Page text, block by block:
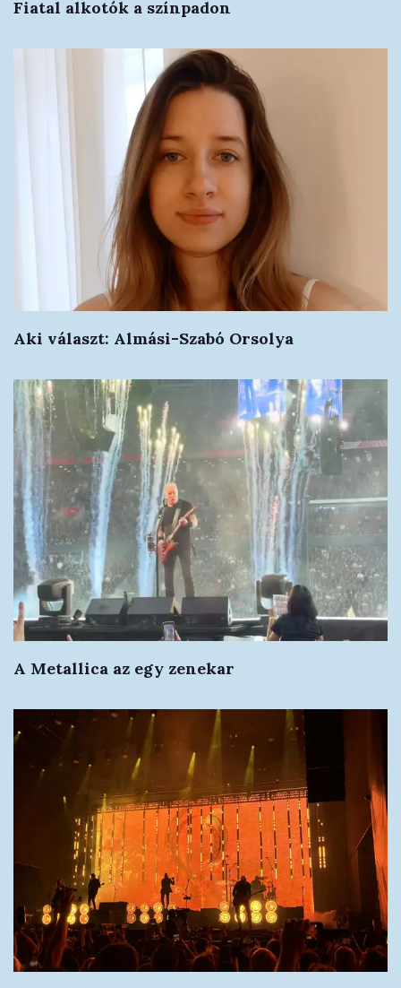
Fiatal alkotók a színpadon
Aki választ: Almási-Szabó Orsolya
A Metallica az egy zenekar